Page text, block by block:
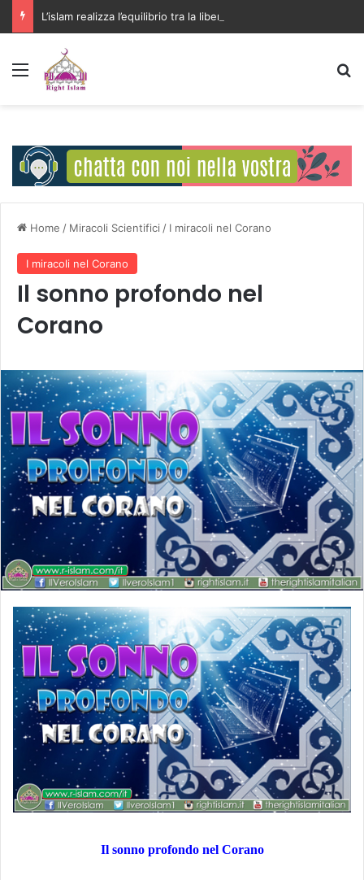
Menu
Home / Miracoli Scientifici / I miracoli nel Corano
I miracoli nel Corano
Il sonno profondo nel
Corano
Il sonno profondo nel Corano